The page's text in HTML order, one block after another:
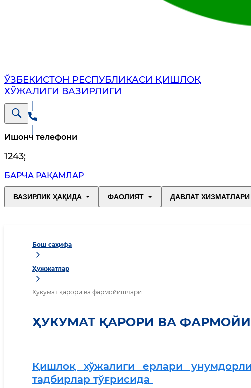
ЎЗБЕКИСТОН РЕСПУБЛИКАСИ ҚИШЛОҚ
ХЎЖАЛИГИ ВАЗИРЛИГИ
Ишонч телефони
1243;
БАРЧА РАҚАМЛАР
ВАЗИРЛИК ҲАҚИДА ФАОЛИЯТ ДАВЛАТ ХИЗМАТЛАРИ
Бош саҳифа
Ҳужжатлар
Ҳукумат қарори ва фармойишлари
ҲУКУМАТ ҚАРОРИ ВА
Қишлоқ хўжалиги ерлари
тадбирлар тўғрисида